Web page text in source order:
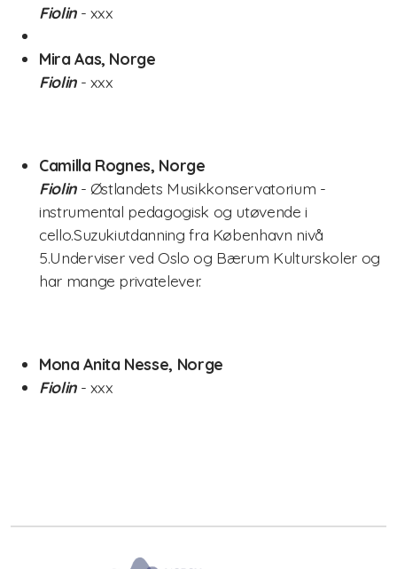
Fiolin - xxx
Mira Aas, Norge
Fiolin - xxx
Camilla Rognes, Norge
Fiolin - Østlandets Musikkonservatorium -
instrumental pedagogisk og utøvende i
cello.Suzukiutdanning fra København nivå
5.Underviser ved Oslo og Bærum Kulturskoler og
har mange privatelever.
Mona Anita Nesse, Norge
Fiolin - xxx